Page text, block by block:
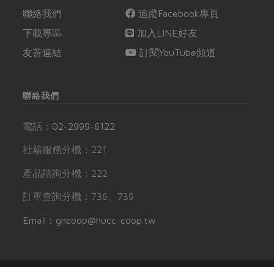
聯絡我們
下載專區
友善連結
追蹤Facebook專頁
加入LINE好友
訂閱YouTube頻道
聯絡我們
電話： 02-2999-6122
社籍服務分機：221
產品諮詢分機：222
訂單查詢分機：736、739
Email：gncoop@hucc-coop.tw